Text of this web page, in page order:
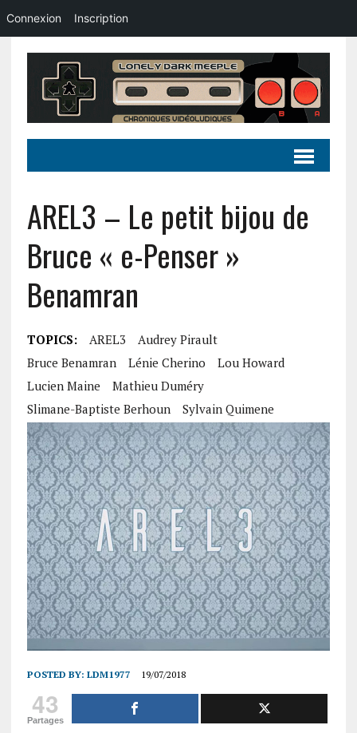
AREL3 – Le petit bijou de
Bruce « e-Penser »
Benamran
TOPICS: AREL3
Audrey Pirault
Bruce Benamran
Lénie Cherino
Lou Howard
Lucien Maine
Mathieu Duméry
Slimane-Baptiste Berhoun
Sylvain Quimene
POSTED BY: LDM1977 19/07/2018
43
Partages
Connexion Inscription